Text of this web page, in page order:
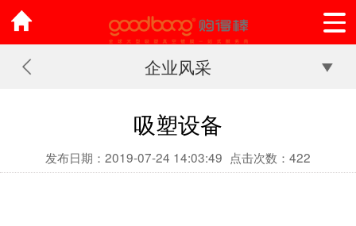
企业风采
吸塑设备
发布日期：2019-07-24 14:03:49 点击次数：422